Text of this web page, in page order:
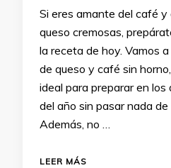
Si eres amante del café
queso cremosas,
la receta de hoy. Vamos
de queso y café sin
ideal para preparar en los
del año sin pasar nada
Además, no …
LEER MÁS